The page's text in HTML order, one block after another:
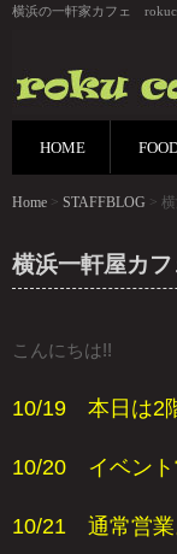
横浜の一軒家カフェ
HOME
Home > STAFFBLOG >
横浜一軒屋カ
こんにちは!!
10/19 本日は2
10/20 イベント
10/21 通常営業